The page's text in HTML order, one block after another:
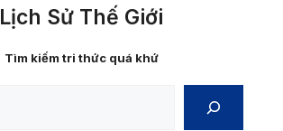
Lịch Sử Thế Giới
Tìm kiếm tri thức quá khứ